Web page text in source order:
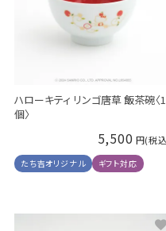
ハローキティ リンゴ唐草 飯茶碗〈1
個〉
5,500
たち吉オリジナル ギフト対応